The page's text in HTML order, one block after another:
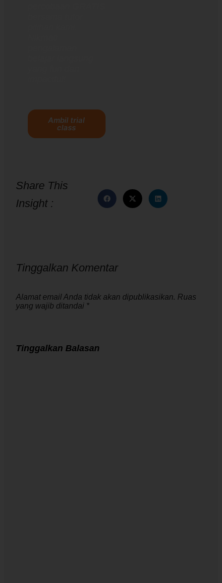
Ambil trial
class
Share This
Insight :
Tinggalkan Komentar
Alamat email Anda tidak akan dipublikasikan. Ruas
yang wajib ditandai *
Tinggalkan Balasan